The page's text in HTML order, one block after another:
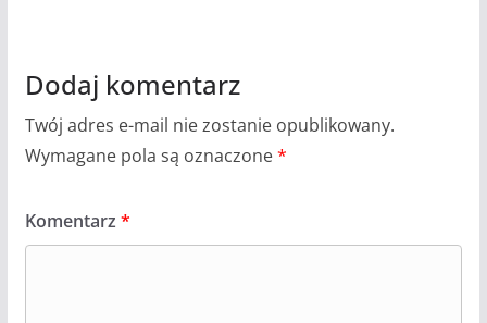
Dodaj komentarz
Twój adres e-mail nie zostanie opublikowany.
Wymagane pola są oznaczone*
Komentarz *